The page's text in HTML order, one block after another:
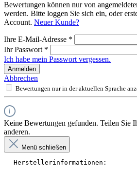
Bewertungen können nur von
werden. Bitte loggen Sie sich ein, oder
Account. Neuer Kunde?
Ihre E-Mail-Adresse *
Ihr Passwort *
Ich habe mein Passwort vergessen.
Anmelden
Abbrechen
Bewertungen nur in der aktuellen Sprache
Keine Bewertungen gefunden. Teilen Sie
anderen.
Menü schließen
Herstellerinformationen: